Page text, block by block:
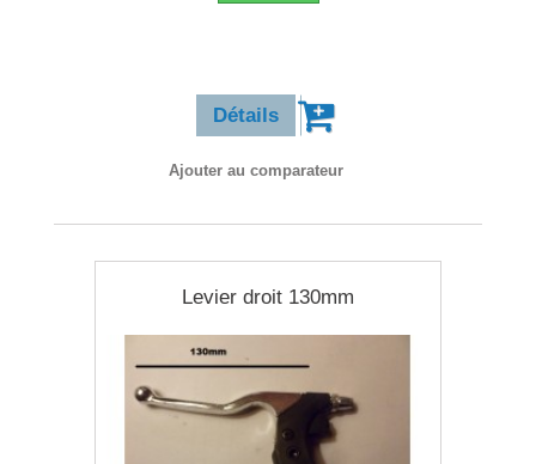
Détails
Ajouter au comparateur
Levier droit 130mm